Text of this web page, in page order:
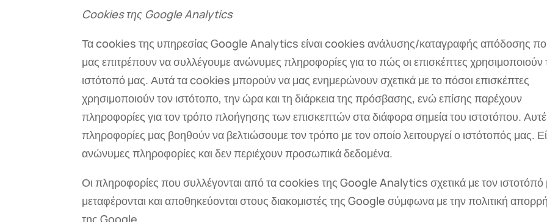
Cookies της Google Analytics
Τα cookies της υπηρεσίας Google Analytics είναι cookies ανάλυσης/καταγραφής απόδοσης
μας επιτρέπουν να συλλέγουμε ανώνυμες πληροφορίες για το πώς οι επισκέπτες χρησιμοποιούν
ιστότοπό μας. Αυτά τα cookies μπορούν να μας ενημερώνουν σχετικά με το πόσοι επισκέπτες
χρησιμοποιούν τον ιστότοπο, την ώρα και τη διάρκεια της πρόσβασης, ενώ επίσης παρέχουν
πληροφορίες για τον τρόπο πλοήγησης των επισκεπτών στα διάφορα σημεία του ιστοτόπου.
πληροφορίες μας βοηθούν να βελτιώσουμε τον τρόπο με τον οποίο λειτουργεί ο ιστότοπός μας.
ανώνυμες πληροφορίες και δεν περιέχουν προσωπικά δεδομένα.
Οι πληροφορίες που συλλέγονται από τα cookies της Google Analytics σχετικά με τον ιστοτόπό
μεταφέρονται και αποθηκεύονται στους διακομιστές της Google σύμφωνα με την πολιτική
της Google.